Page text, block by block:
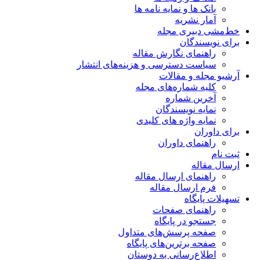
بانک ها و نمایه نامه ها
آمار نشریه
خط‌مشی دبیری مجله
برای نویسندگان
راهنمای نگارش مقاله
سیاست دسترسی و هزینه‌های انتشار
آرشیو مجله و مقالات
کلیه شماره‌های مجله
آخرین شماره
نمایه نویسندگان
نمایه واژه های کلیدی
برای داوران
راهنمای داوران
ثبت نام
ارسال مقاله
راهنمای ارسال مقاله
فرم ارسال مقاله
تسهیلات پایگاه
راهنمای صفحات
جستجو در پایگاه
صفحه پرسش‌های متداول
صفحه برترین‌های پایگاه
اطلاع‌رسانی به دوستان